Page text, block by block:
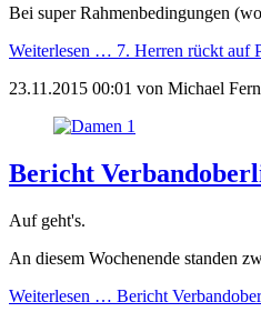
Bei super Rahmenbedingungen
Weiterlesen … 7. Herren rückt auf
23.11.2015 00:01 von Michael
Bericht
Auf geht's.
An diesem Wochenende standen
Weiterlesen … Bericht